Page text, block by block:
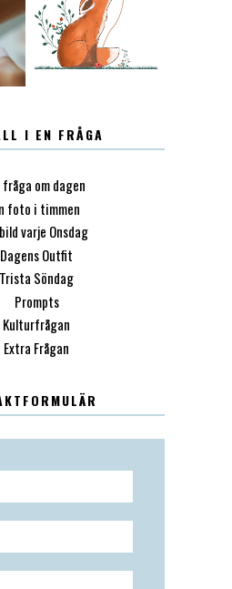
LUGN
I EN FRÅGA
fråga om dagen
foto i timmen
varje Onsdag
Dagens Outfit
Trista Söndag
Prompts
Kulturfrågan
Extra Frågan